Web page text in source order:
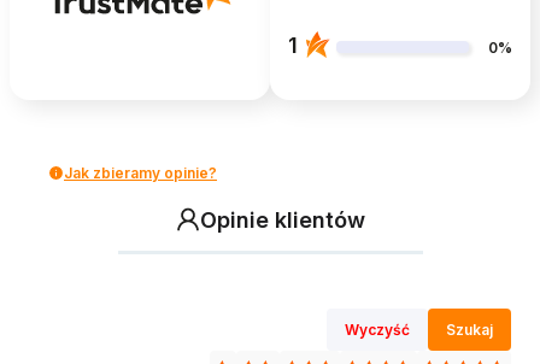
1 0%
Jak zbieramy opinie?
Opinie klientów
Wyczyść Szukaj